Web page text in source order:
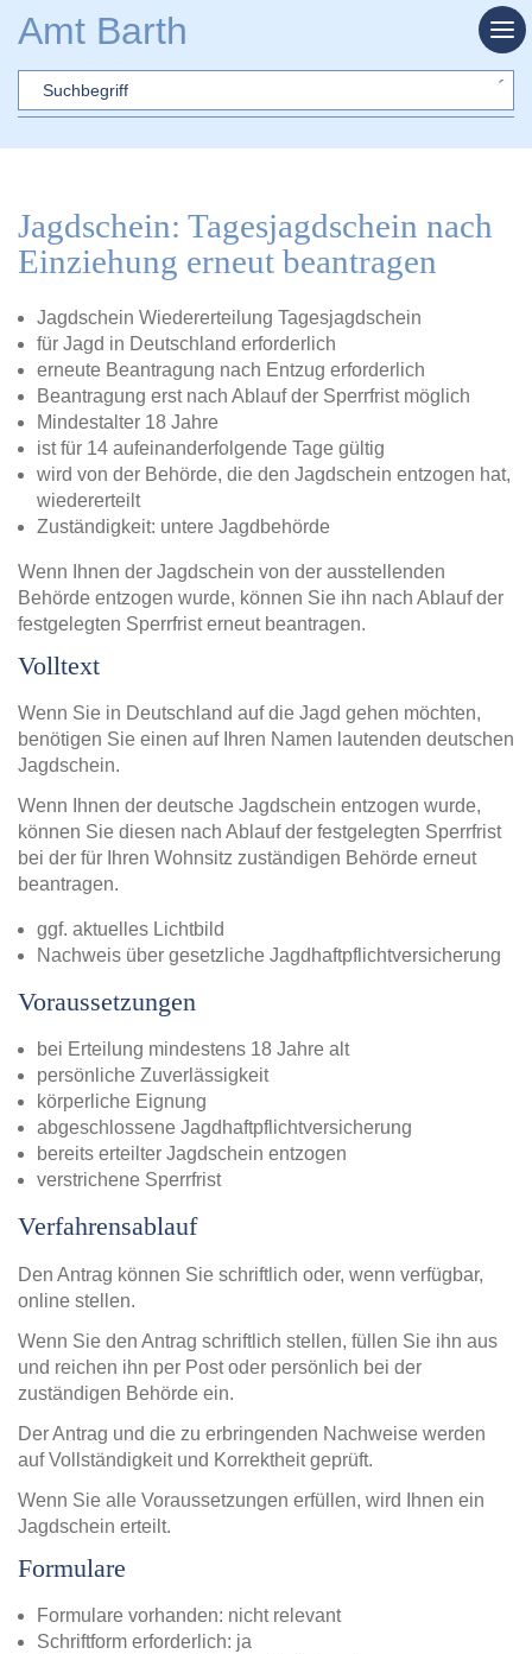
Amt Barth
Sword
Jagdschein: Tagesjagdschein nach
Einziehung erneut beantragen
Jagdschein Wiedererteilung Tagesjagdschein
für Jagd in Deutschland erforderlich
erneute Beantragung nach Entzug erforderlich
Beantragung erst nach Ablauf der Sperrfrist möglich
Mindestalter 18 Jahre
ist für 14 aufeinanderfolgende Tage gültig
wird von der Behörde, die den Jagdschein entzogen hat,
wiedererteilt
Zuständigkeit: untere Jagdbehörde
Wenn Ihnen der Jagdschein von der ausstellenden
Behörde entzogen wurde, können Sie ihn nach Ablauf der
festgelegten Sperrfrist erneut beantragen.
Volltext
Wenn Sie in Deutschland auf die Jagd gehen möchten,
benötigen Sie einen auf Ihren Namen lautenden deutschen
Jagdschein.
Wenn Ihnen der deutsche Jagdschein entzogen wurde,
können Sie diesen nach Ablauf der festgelegten Sperrfrist
bei der für Ihren Wohnsitz zuständigen Behörde erneut
beantragen.
ggf. aktuelles Lichtbild
Nachweis über gesetzliche Jagdhaftpflichtversicherung
Voraussetzungen
bei Erteilung mindestens 18 Jahre alt
persönliche Zuverlässigkeit
körperliche Eignung
abgeschlossene Jagdhaftpflichtversicherung
bereits erteilter Jagdschein entzogen
verstrichene Sperrfrist
Verfahrensablauf
Den Antrag können Sie schriftlich oder, wenn verfügbar,
online stellen.
Wenn Sie den Antrag schriftlich stellen, füllen Sie ihn aus
und reichen ihn per Post oder persönlich bei der
zuständigen Behörde ein.
Der Antrag und die zu erbringenden Nachweise werden
auf Vollständigkeit und Korrektheit geprüft.
Wenn Sie alle Voraussetzungen erfüllen, wird Ihnen ein
Jagdschein erteilt.
Formulare
Formulare vorhanden: nicht relevant
Schriftform erforderlich: ja